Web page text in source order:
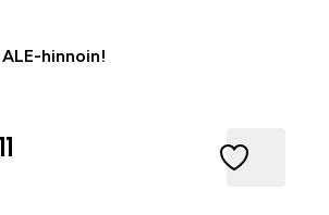
hinnoin!